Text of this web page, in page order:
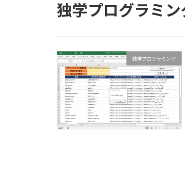
独学プログラミン
独学プログラミング